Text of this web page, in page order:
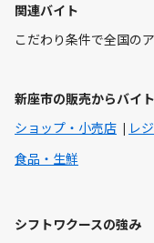
関連バイト
こだわり条件で全国の
新座市の販売からバイ
ショップ・小売店
レ
食品・生鮮
シフトワクースの強み